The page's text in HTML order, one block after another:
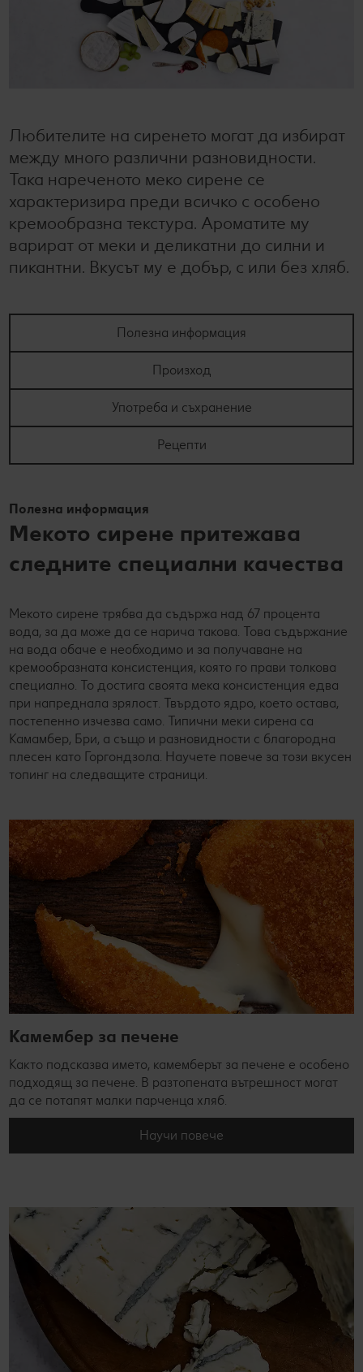
Колелото на наградите
Лексикон на свежестта
Ние сме семейство
Съвети от кухнята
Развлечения, отдих и свободно време
Любителите на сиренето могат да избират
между много различни разновидности.
Така нареченото меко сирене се
характеризира преди всичко с особено
кремообразна текстура. Ароматите му
варират от меки и деликатни до силни и
пикантни. Вкусът му е добър, с или без хляб.
Полезна информация
Произход
Употреба и съхранение
Рецепти
Полезна информация
Мекото сирене притежава
следните специални качества
Мекото сирене трябва да съдържа над 67 процента
вода, за да може да се нарича такова. Това съдържание
на вода обаче е необходимо и за получаване на
кремообразната консистенция, която го прави толкова
специално. То достига своята мека консистенция едва
при напреднала зрялост. Твърдото ядро, което остава,
постепенно изчезва само. Типични меки сирена са
Камамбер, Бри, а също и разновидности с благородна
плесен като Горгондзола. Научете повече за този вкусен
топинг на следващите страници.
Камембер за печене
Както подсказва името, камемберът за печене е особено
подходящ за печене. В разтопената вътрешност могат
да се потапят малки парченца хляб.
Научи повече